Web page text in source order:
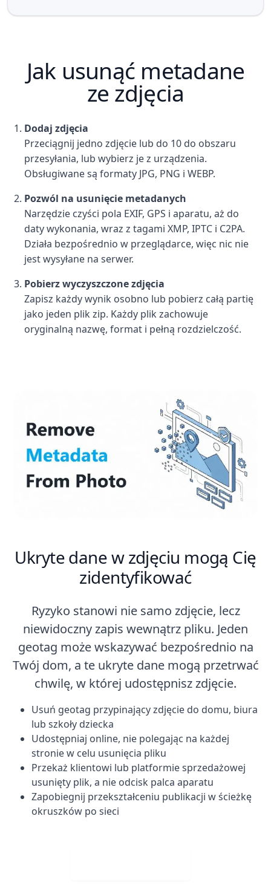
Jak usunąć metadane
ze zdjęcia
Dodaj zdjęcia
Przeciągnij jedno zdjęcie lub do 10 do obszaru
przesyłania, lub wybierz je z urządzenia.
Obsługiwane są formaty JPG, PNG i WEBP.
Pozwól na usunięcie metadanych
Narzędzie czyści pola EXIF, GPS i aparatu, aż do
daty wykonania, wraz z tagami XMP, IPTC i C2PA.
Działa bezpośrednio w przeglądarce, więc nic nie
jest wysyłane na serwer.
Pobierz wyczyszczone zdjęcia
Zapisz każdy wynik osobno lub pobierz całą partię
jako jeden plik zip. Każdy plik zachowuje
oryginalną nazwę, format i pełną rozdzielczość.
Ukryte dane w zdjęciu mogą Cię
zidentyfikować
Ryzyko stanowi nie samo zdjęcie, lecz
niewidoczny zapis wewnątrz pliku. Jeden
geotag może wskazywać bezpośrednio na
Twój dom, a te ukryte dane mogą przetrwać
chwilę, w której udostępnisz zdjęcie.
Usuń geotag przypinający zdjęcie do domu, biura
lub szkoły dziecka
Udostępniaj online, nie polegając na każdej
stronie w celu usunięcia pliku
Przekaż klientowi lub platformie sprzedażowej
usunięty plik, a nie odcisk palca aparatu
Zapobiegnij przekształceniu publikacji w ścieżkę
okruszków po sieci